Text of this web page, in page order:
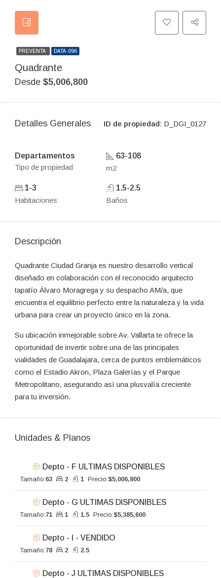
PREVENTA DATA-096
Quadrante
Desde $5,006,800
Detalles Generales ID de propiedad: D_DGI_0127
Departamentos
Tipo de propiedad
63-108
m2
1-3
Habitaciones
1.5-2.5
Baños
Descripción
Quadrante Ciudad Granja es nuestro desarrollo vertical
diseñado en colaboración con el reconocido arquitecto
tapatío Álvaro Moragrega y su despacho AM/a, que
encuentra el equilibrio perfecto entre la naturaleza y la vida
urbana para crear un proyecto único en la zona.
Su ubicación inmejorable sobre Av. Vallarta te ofrece la
oportunidad de invertir sobre una de las principales
vialidades de Guadalajara, cerca de puntos emblemáticos
como el Estadio Akron, Plaza Galerías y el Parque
Metropolitano, asegurando así una plusvalía creciente
para tu inversión.
Unidades & Planos
Depto - F ULTIMAS DISPONIBLES
Tamaño:63 2 1 Precio:$5,006,800
Depto - G ULTIMAS DISPONIBLES
Tamaño:71 1 1.5 Precio:$5,385,600
Depto - I - VENDIDO
Tamaño:78 2 2.5
Depto - J ULTIMAS DISPONIBLES